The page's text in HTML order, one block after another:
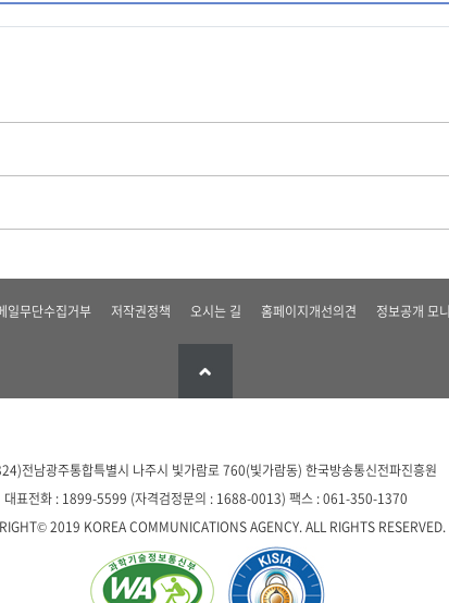
일무단수집거부 저작권정책 오시는 길 홈페이지개선의견 정보공개 모
전남광주통합특별시 나주시 빛가람로 760(빛가람동) 한국방송통신전파진흥원
대표전화 : 1899-5599 (자격검정문의 : 1688-0013) 팩스 : 061-350-1370
2019 KOREA COMMUNICATIONS AGENCY. ALL RIGHTS RESERVED.